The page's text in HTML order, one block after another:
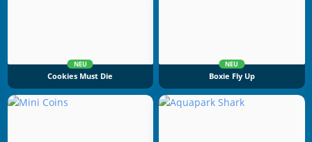
NEU
Cookies Must Die
NEU
Boxie Fly Up